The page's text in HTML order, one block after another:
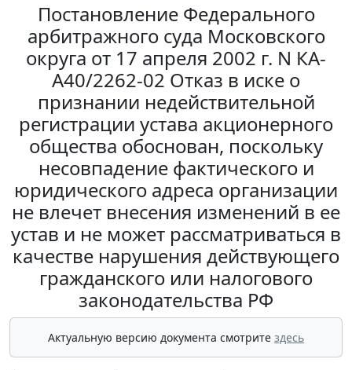
Постановление Федерального
арбитражного суда Московского
округа от 17 апреля 2002 г. N КА-
А40/2262-02 Отказ в иске о
признании недействительной
регистрации устава акционерного
общества обоснован, поскольку
несовпадение фактического и
юридического адреса организации
не влечет внесения изменений в ее
устав и не может рассматриваться в
качестве нарушения действующего
гражданского или налогового
законодательства РФ
Актуальную версию документа смотрите здесь